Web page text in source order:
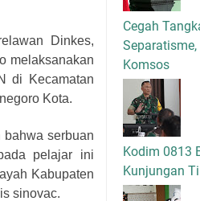
Dinkes,
melaksanakan
di Kecamatan
Kota.
bahwa serbuan
pelajar ini
Kabupaten
sinovac.
Cegah
Komsos
Kodim 0813
Kunjungan